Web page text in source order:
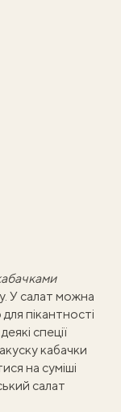
У салат можна
пікантності
спеції
кабачки
на суміші
салат